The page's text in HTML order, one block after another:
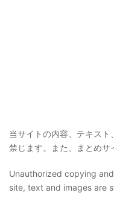
当サイトの内容、テキスト
禁じます。また、まとめサ
Unauthorized copying
site, text and images are